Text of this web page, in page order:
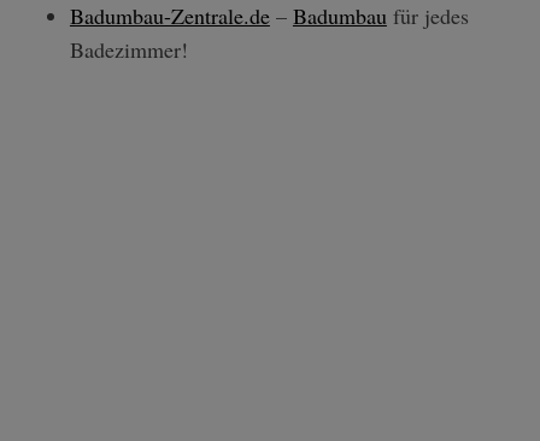
Badumbau-Zentrale.de– Badumbaufür jedes
Badezimmer!